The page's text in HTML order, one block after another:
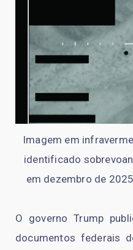
Imagem em
identificado
em dezembro de
O governo Trump
documentos federais